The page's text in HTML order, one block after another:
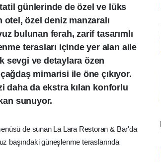
günlerinde de özel ve lüks
otel, özel deniz manzaralı
bulunan ferah, zarif tasarımlı
terasları içinde yer alan aile
sevgi ve detaylara özen
mimarisi ile öne çıkıyor.
daha da ekstra kılan konforlu
sunuyor.
de sunan La Lara Restoran & Bar'da
başındaki güneşlenme teraslarında